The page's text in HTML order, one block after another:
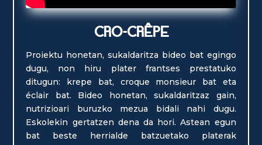
CRO-CRÊPE
Proiektu honetan, sukaldaritza bideo bat egingo
dugu, non hiru plater frantses prestatuko
ditugun: krepe bat, croque monsieur bat eta
éclair bat. Bideo honetan, sukaldaritzaz gain,
nutrizioari buruzko mezua bidali nahi dugu.
Eskolekin gertatzen dena da hori. Astean egun
bat beste herrialde batzuetako platerak